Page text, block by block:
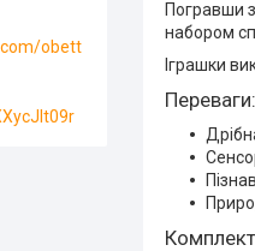
Погравши
набором
Іграшки
Переваги:
obett